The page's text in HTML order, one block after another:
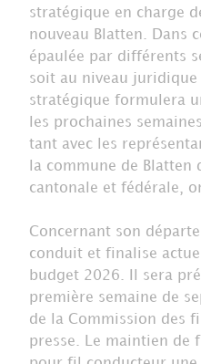
stratégique en charge
nouveau Blatten. Dans
épaulée par différents
soit au niveau juridique
stratégique formulera
les prochaines
tant avec les
la commune de
cantonale et fédérale,
Concernant son
conduit et finalise
budget 2026. Il sera
première semaine de
de la Commission des
presse. Le maintien de